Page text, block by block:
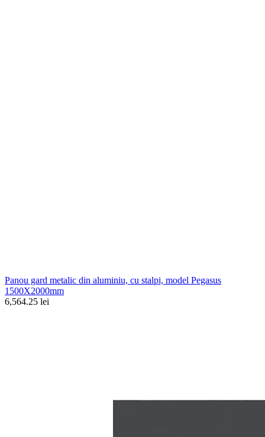
Panou gard metalic din aluminiu, cu stalpi, model Pegasus
1500X2000mm
6,564.25 lei